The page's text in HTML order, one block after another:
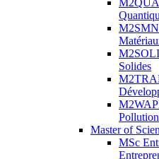
Solides
Master of
MSc